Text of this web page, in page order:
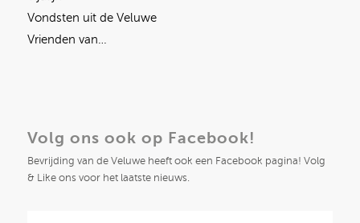
Vondsten uit de Veluwe
Vrienden van…
Volg ons ook op Facebook!
Bevrijding van de Veluwe heeft ook een Facebook pagina! Volg
& Like ons voor het laatste nieuws.